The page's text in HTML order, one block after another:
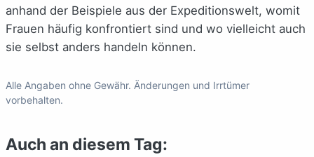
anhand der Beispiele aus der Expeditionswelt, womit
Frauen häufig konfrontiert sind und wo vielleicht auch
sie selbst anders handeln können.
Alle Angaben ohne Gewähr. Änderungen und Irrtümer
vorbehalten.
Auch an diesem Tag: